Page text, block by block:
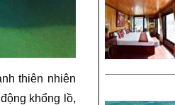
thiên nhiên
khổng lồ,